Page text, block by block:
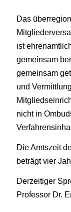
Das
ist
gemeinsam
gemeinsam
und
nicht in
Die Amtszeit
beträgt vier
Derzeitiger
Professor Dr.